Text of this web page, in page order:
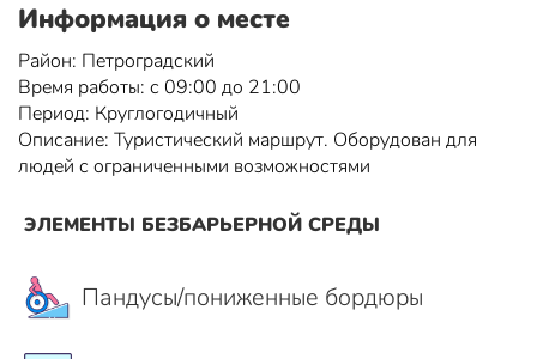
Информация о месте
Район: Петроградский
Время работы: с 09:00 до 21:00
Период: Круглогодичный
Описание: Туристический маршрут. Оборудован для
людей с ограниченными возможностями
ЭЛЕМЕНТЫ БЕЗБАРЬЕРНОЙ СРЕДЫ
Пандусы/пониженные бордюры